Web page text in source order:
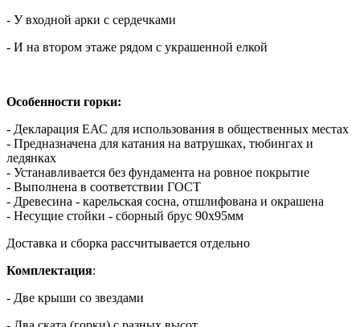
- У входной арки с сердечками
- И на втором этаже рядом с украшенной елкой
Особенности горки:
- Декларация ЕАС для использования в общественных местах
- Предназначена для катания на ватрушках, тюбингах и
ледянках
- Устанавливается без фундамента на ровное покрытие
- Выполнена в соответствии ГОСТ
- Древесина - карельская сосна, отшлифована и окрашена
- Несущие стойки - сборный брус 90х95мм
Доставка и сборка рассчитывается отдельно
Комплектация:
- Две крыши со звездами